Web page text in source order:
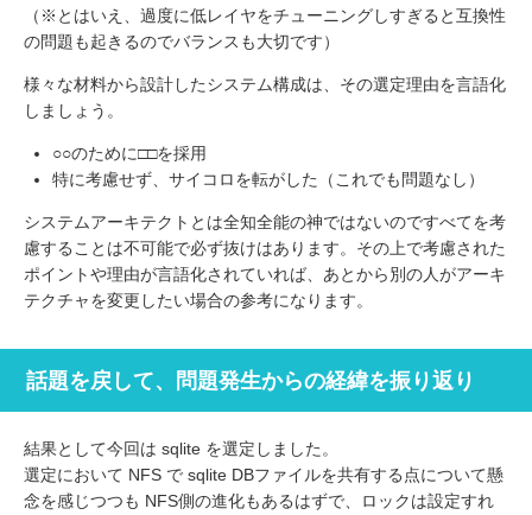
（※とはいえ、過度に低レイヤをチューニングしすぎると互換性
の問題も起きるのでバランスも大切です）
様々な材料から設計したシステム構成は、その選定理由を言語化
しましょう。
○○のために□□を採用
特に考慮せず、サイコロを転がした（これでも問題なし）
システムアーキテクトとは全知全能の神ではないのですべてを考
慮することは不可能で必ず抜けはあります。その上で考慮された
ポイントや理由が言語化されていれば、あとから別の人がアーキ
テクチャを変更したい場合の参考になります。
話題を戻して、問題発生からの経緯を振り返り
結果として今回は sqlite を選定しました。
選定において NFS で sqlite DBファイルを共有する点について懸
念を感じつつも NFS側の進化もあるはずで、ロックは設定すれ